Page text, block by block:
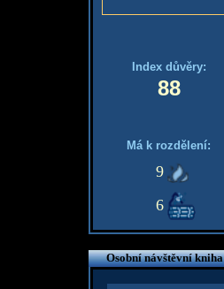
Index důvěry:
88
Má k rozdělení:
9
6
Osobní návštěvní kniha